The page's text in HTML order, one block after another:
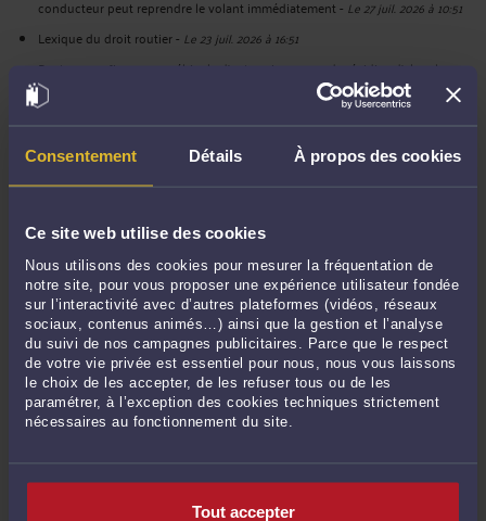
Consentement Détails À propos des cookies
Ce site web utilise des cookies
Nous utilisons des cookies pour mesurer la fréquentation de
notre site, pour vous proposer une expérience utilisateur fondée
sur l’interactivité avec d’autres plateformes (vidéos, réseaux
sociaux, contenus animés…) ainsi que la gestion et l’analyse
du suivi de nos campagnes publicitaires. Parce que le respect
de votre vie privée est essentiel pour nous, nous vous laissons
le choix de les accepter, de les refuser tous ou de les
paramétrer, à l’exception des cookies techniques strictement
nécessaires au fonctionnement du site.
Tout accepter
conducteur peut reprendre le volant immédiatement- Le 27 juil. 2026 à 10:51
Lexique du droit routier- Le 23 juil. 2026 à 16:51
Peut-on confisquer un véhicule d’entreprise en cas de récidive d’alcool au
volant ?
CRPC à Caen : comment éviter le pire après une récidive de conduite sous
Le 15 juil. 2026 à 08:01
Derniers commentaires
ALIS :« Osta IPTV Finland – 25 000+ kanavaa HD & 4K. Vakaa yhteys, välitön ... »
Le 9 juin 2026 à 22:19surConduite malgré l’invalidation ...
Le 5 juin 2026 à 21:49surPermis invalidé par erreur : ...